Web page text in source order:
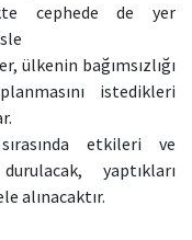
cephede de yer
ülkenin bağımsızlığı
istedikleri
etkileri ve
yaptıkları
alınacaktır.